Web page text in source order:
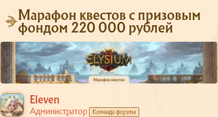
Марафон квестов с призовым
фондом 220 000 рублей
Eleven
Администратор Команда форума